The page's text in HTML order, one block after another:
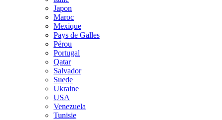
Japon
Maroc
Mexique
Pays de Galles
Pérou
Portugal
Qatar
Salvador
Suede
Ukraine
USA
Venezuela
Tunisie